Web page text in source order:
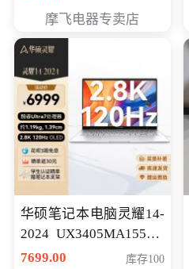
摩飞电器专卖店
华硕笔记本电脑灵耀14-
2024 UX3405MA155夜
空蓝 oled 智慧轻薄本 会
7699.00 库存100